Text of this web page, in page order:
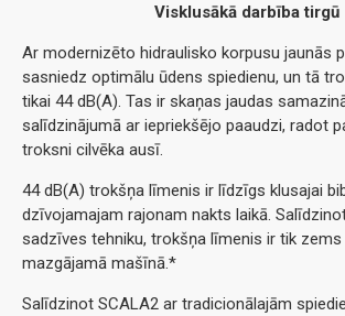
Visklusākā darbība tirgū
Ar modernizēto hidraulisko korpusu jaunās
sasniedz optimālu ūdens spiedienu, un tā
tikai 44 dB(A). Tas ir skaņas jaudas
salīdzinājumā ar iepriekšējo paaudzi, radot
troksni cilvēka ausī.
44 dB(A) trokšņa līmenis ir līdzīgs klusajai
dzīvojamajam rajonam nakts laikā.
sadzīves tehniku, trokšņa līmenis ir tik zems
mazgājamā mašīnā.*
Salīdzinot SCALA2 ar tradicionālajām